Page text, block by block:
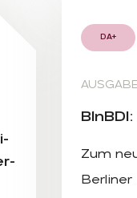
DA+
Zum